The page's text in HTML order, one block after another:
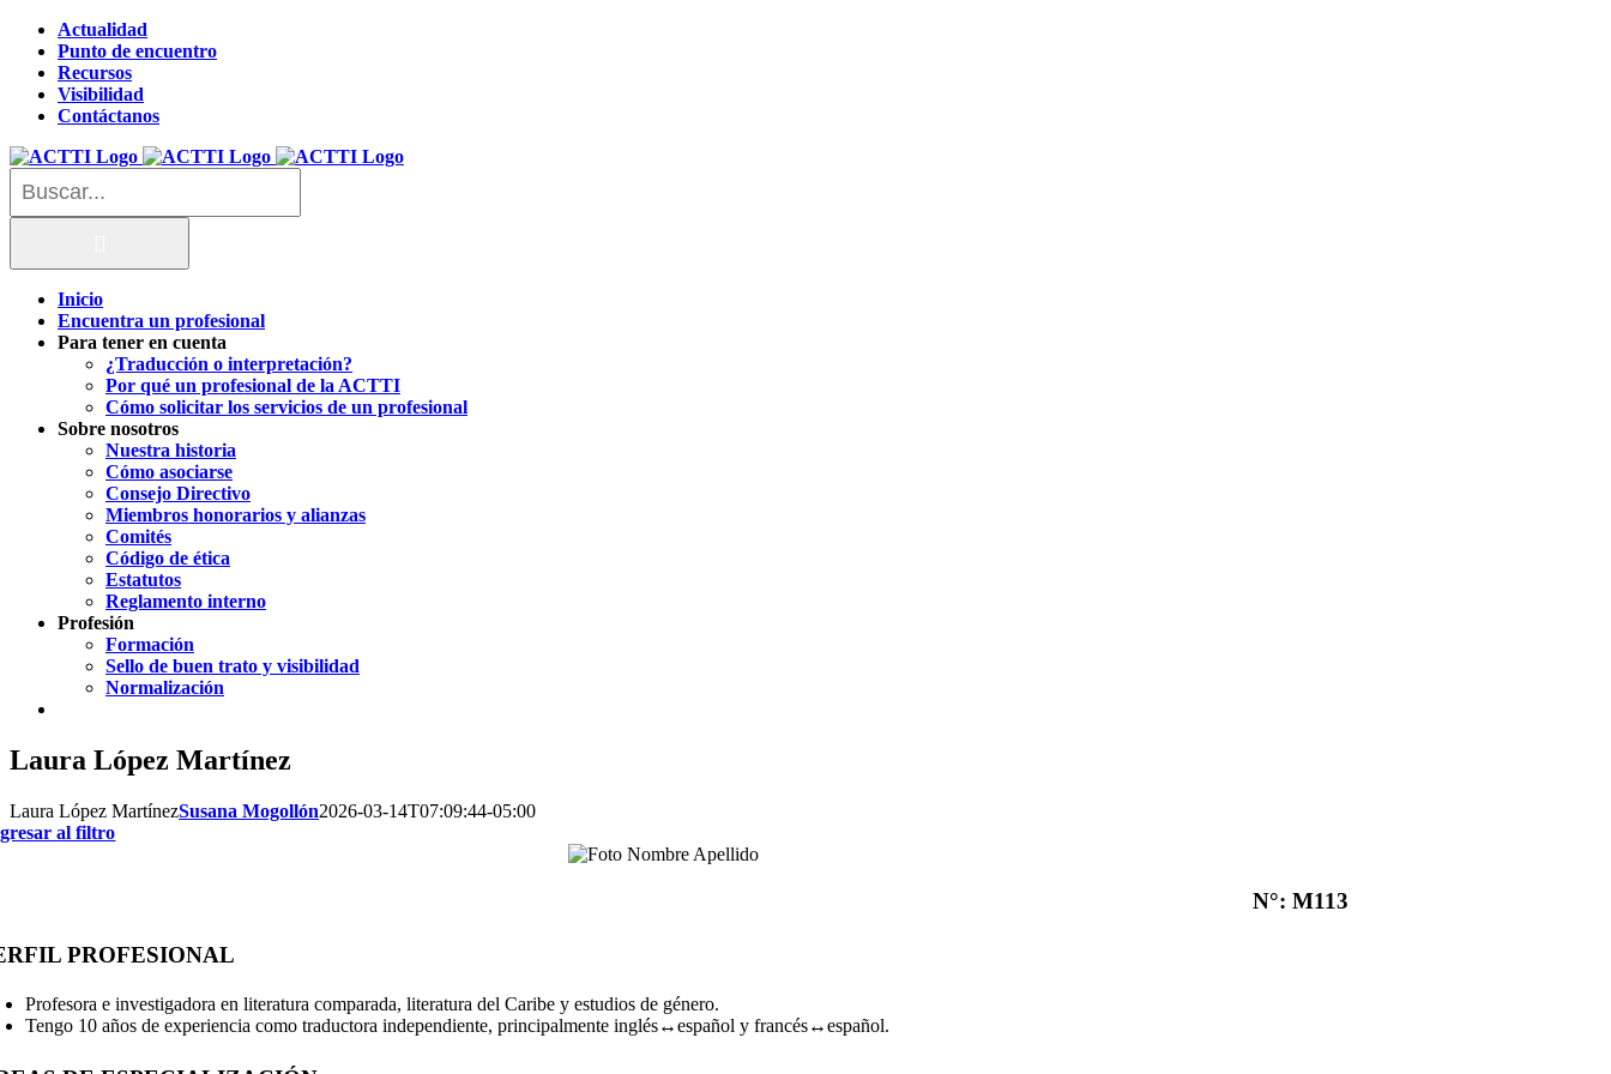
Saltar
contenido
Actualidad
Punto de encuentro
Recursos
Visibilidad
Contáctanos
Inicio
Encuentra un profesional
Para tener en cuenta
¿Traducción o interpretación?
Por qué un profesional de la ACTTI
Cómo solicitar los servicios de un profesional
Sobre nosotros
Nuestra historia
Cómo asociarse
Consejo Directivo
Miembros honorarios y alianzas
Comités
Código de ética
Estatutos
Reglamento interno
Profesión
Formación
Sello de buen trato y visibilidad
Normalización
Laura López Martínez
Laura López MartínezSusana Mogollón2026-03-14T07:09:44-05:00
al filtro
N°: M113
PROFESIONAL
Profesora e investigadora en literatura comparada, literatura del Caribe y estudios de género.
Tengo 10 años de experiencia como traductora independiente, principalmente inglés↔español y francés↔español.